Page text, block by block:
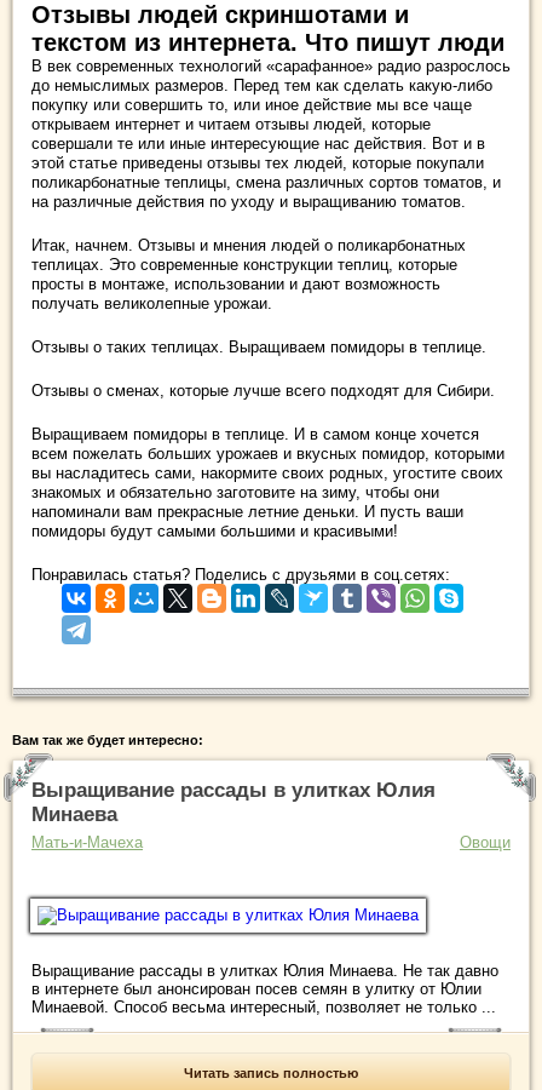
Отзывы людей скриншотами и
текстом из интернета. Что пишут люди
В век современных технологий «сарафанное» радио разрослось
до немыслимых размеров. Перед тем как сделать какую-либо
покупку или совершить то, или иное действие мы все чаще
открываем интернет и читаем отзывы людей, которые
совершали те или иные интересующие нас действия. Вот и в
этой статье приведены отзывы тех людей, которые покупали
поликарбонатные теплицы, смена различных сортов томатов, и
на различные действия по уходу и выращиванию томатов.
Итак, начнем. Отзывы и мнения людей о поликарбонатных
теплицах. Это современные конструкции теплиц, которые
просты в монтаже, использовании и дают возможность
получать великолепные урожаи.
Отзывы о таких теплицах. Выращиваем помидоры в теплице.
Отзывы о сменах, которые лучше всего подходят для Сибири.
Выращиваем помидоры в теплице. И в самом конце хочется
всем пожелать больших урожаев и вкусных помидор, которыми
вы насладитесь сами, накормите своих родных, угостите своих
знакомых и обязательно заготовите на зиму, чтобы они
напоминали вам прекрасные летние деньки. И пусть ваши
помидоры будут самыми большими и красивыми!
Понравилась статья? Поделись с друзьями в соц.сетях:
Вам так же будет интересно:
Выращивание рассады в улитках Юлия
Минаева
Мать-и-Мачеха Овощи
Выращивание рассады в улитках Юлия Минаева. Не так давно
в интернете был анонсирован посев семян в улитку от Юлии
Минаевой. Способ весьма интересный, позволяет не только ...
Читать запись полностью